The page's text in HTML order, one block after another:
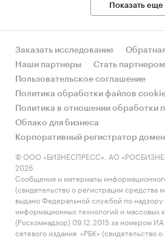
Показать еще
Заказать исследование
Наши партнеры
Стать партнером
Пользовательское соглашение
Политика обработки файлов
Политика в отношении обработки
Облако для бизнеса
Корпоративный регистратор
© ООО «БИЗНЕСПРЕСС», АО
2026.
Сообщения и материалы
(свидетельство о регистрации средства
выдано Федеральной службой по надзору
информационных технологий и массовых
(Роскомнадзор) 09.12.2015 за номером
сетевого издания «РБК» (свидетельство